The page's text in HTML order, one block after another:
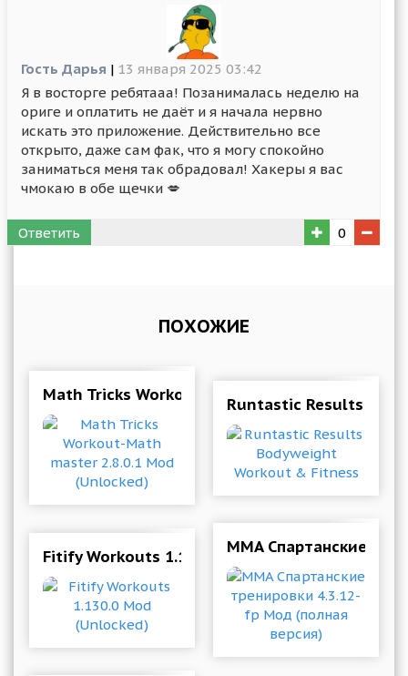
Гость Дарья | 13 января 2025 03:42
Я в восторге ребятааа! Позанималась неделю на
ориге и оплатить не даёт и я начала нервно
искать это приложение. Действительно все
открыто, даже сам фак, что я могу спокойно
заниматься меня так обрадовал! Хакеры я вас
чмокаю в обе щечки 💋
Ответить 0
ПОХОЖИЕ
Math Tricks Workout-Math master 2.8.0.1 Mod
Runtastic Results
Fitify Workouts 1.130.0 Mod (Unlocked)
MMA Спартанские